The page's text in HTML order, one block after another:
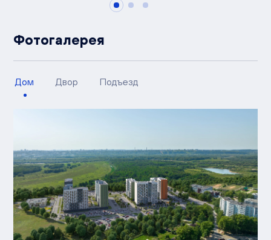
Фотогалерея
Дом Двор Подъезд